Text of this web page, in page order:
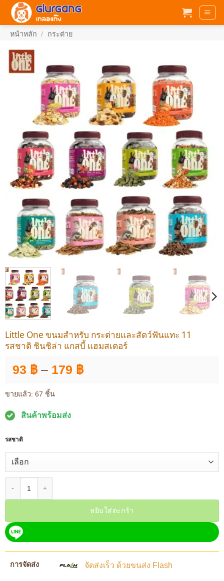
ข้าม
หน้าหลัก / กระต่าย
Little One ขนมสำหรับ กระต่ายและสัตว์ฟันแทะ 11
รสชาติ ชินชิล่า แกสบี้ แฮมสเตอร์
93 ฿ – 179 ฿Price
ขายแล้ว: 67 ชิ้น
สินค้าพร้อมส่ง
รสชาติ
หยิบใส่ตะกร้า
การจัดส่ง จัดส่งเร็ว ด้วยขนส่ง Flash